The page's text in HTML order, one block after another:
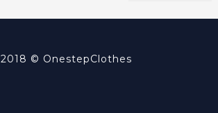
2018 © OnestepClothes